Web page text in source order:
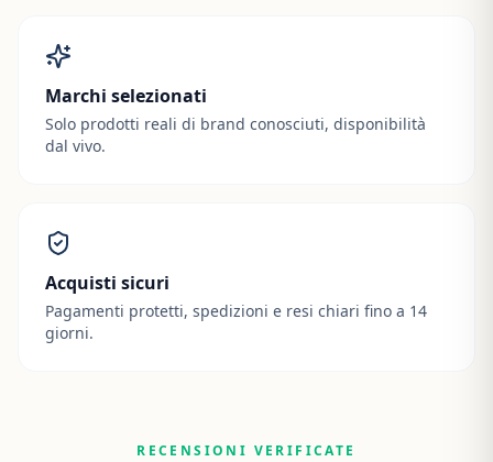
Marchi selezionati
Solo prodotti reali di brand conosciuti, disponibilità
dal vivo.
Acquisti sicuri
Pagamenti protetti, spedizioni e resi chiari fino a 14
giorni.
RECENSIONI VERIFICATE